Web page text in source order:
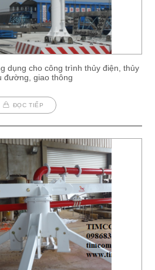
dụng cho công trình thủy điện, thủy
đường, giao thông
ĐỌC TIẾP